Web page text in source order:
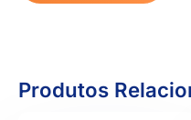
Produtos